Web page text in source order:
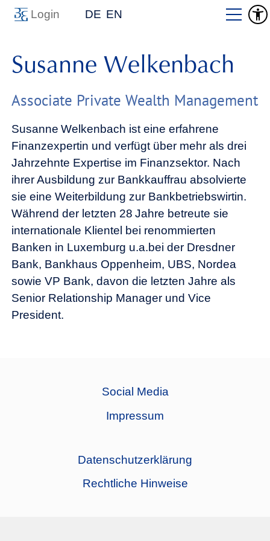
Login DE EN
Susanne Welkenbach
Associate Private Wealth Management
Susanne Welkenbach ist eine erfahrene
Finanzexpertin und verfügt über mehr als drei
Jahrzehnte Expertise im Finanzsektor. Nach
ihrer Ausbildung zur Bankkauffrau absolvierte
sie eine Weiterbildung zur Bankbetriebswirtin.
Während der letzten 28 Jahre betreute sie
internationale Klientel bei renommierten
Banken in Luxemburg u.a.bei der Dresdner
Bank, Bankhaus Oppenheim, UBS, Nordea
sowie VP Bank, davon die letzten Jahre als
Senior Relationship Manager und Vice
President.
Social Media
Impressum
Datenschutzerklärung
Rechtliche Hinweise